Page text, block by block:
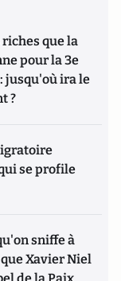
que la
pour la 3e
jusqu'où ira le
?
se profile
sniffe à
Xavier Niel